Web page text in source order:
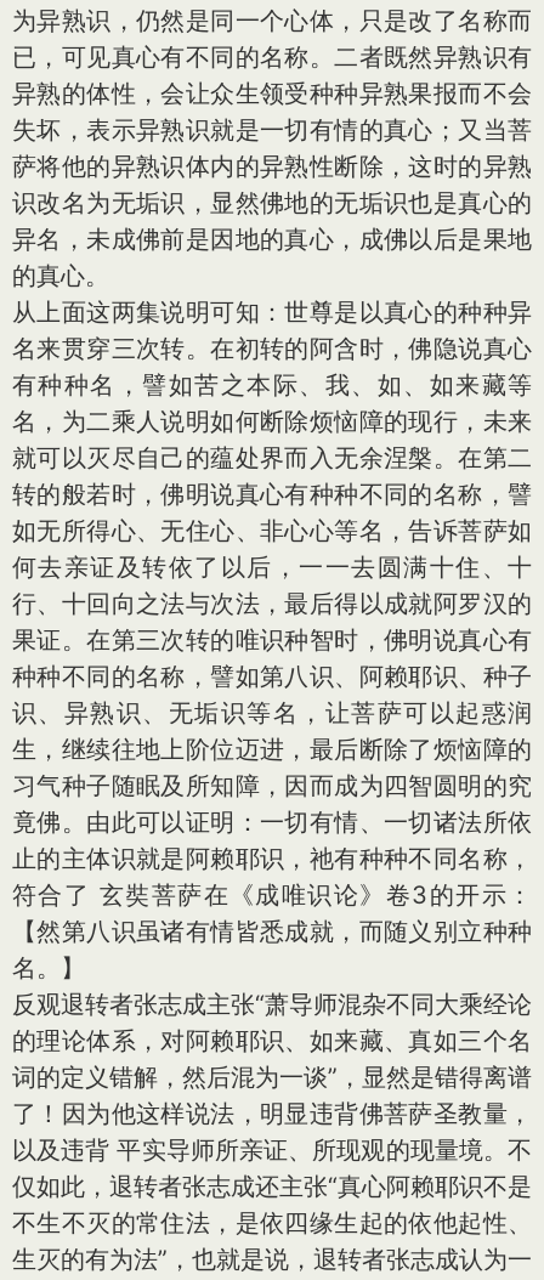
为异熟识，仍然是同一个心体，只是改了名称而
已，可见真心有不同的名称。二者既然异熟识有
异熟的体性，会让众生领受种种异熟果报而不会
失坏，表示异熟识就是一切有情的真心；又当菩
萨将他的异熟识体内的异熟性断除，这时的异熟
识改名为无垢识，显然佛地的无垢识也是真心的
异名，未成佛前是因地的真心，成佛以后是果地
的真心。
从上面这两集说明可知：世尊是以真心的种种异
名来贯穿三次转。在初转的阿含时，佛隐说真心
有种种名，譬如苦之本际、我、如、如来藏等
名，为二乘人说明如何断除烦恼障的现行，未来
就可以灭尽自己的蕴处界而入无余涅槃。在第二
转的般若时，佛明说真心有种种不同的名称，譬
如无所得心、无住心、非心心等名，告诉菩萨如
何去亲证及转依了以后，一一去圆满十住、十
行、十回向之法与次法，最后得以成就阿罗汉的
果证。在第三次转的唯识种智时，佛明说真心有
种种不同的名称，譬如第八识、阿赖耶识、种子
识、异熟识、无垢识等名，让菩萨可以起惑润
生，继续往地上阶位迈进，最后断除了烦恼障的
习气种子随眠及所知障，因而成为四智圆明的究
竟佛。由此可以证明：一切有情、一切诸法所依
止的主体识就是阿赖耶识，祂有种种不同名称，
符合了 玄奘菩萨在《成唯识论》卷3的开示：
【然第八识虽诸有情皆悉成就，而随义别立种种
名。】
反观退转者张志成主张“萧导师混杂不同大乘经论
的理论体系，对阿赖耶识、如来藏、真如三个名
词的定义错解，然后混为一谈”，显然是错得离谱
了！因为他这样说法，明显违背佛菩萨圣教量，
以及违背 平实导师所亲证、所现观的现量境。不
仅如此，退转者张志成还主张“真心阿赖耶识不是
不生不灭的常住法，是依四缘生起的依他起性、
生灭的有为法”，也就是说，退转者张志成认为一